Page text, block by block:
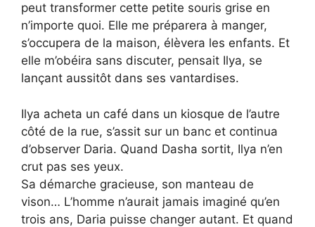
peut transformer cette petite souris grise en
n’importe quoi. Elle me préparera à manger,
s’occupera de la maison, élèvera les enfants. Et
elle m’obéira sans discuter, pensait Ilya, se
lançant aussitôt dans ses vantardises.
Ilya acheta un café dans un kiosque de l’autre
côté de la rue, s’assit sur un banc et continua
d’observer Daria. Quand Dasha sortit, Ilya n’en
crut pas ses yeux.
Sa démarche gracieuse, son manteau de
vison… L’homme n’aurait jamais imaginé qu’en
trois ans, Daria puisse changer autant. Et quand